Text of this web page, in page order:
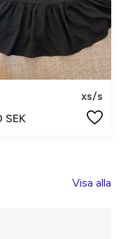
xs/s
SEK
Visa alla